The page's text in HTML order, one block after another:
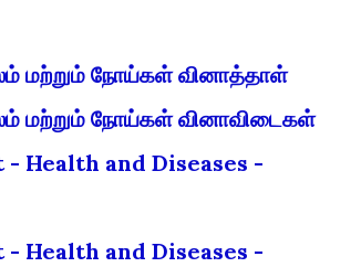
மற்றும் நோய்கள் வினாத்தாள்
மற்றும் நோய்கள் வினாவிடைகள்
Health and Diseases -
Health and Diseases -